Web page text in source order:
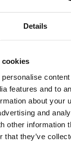
Details
cookies
features and to
about your
and
other information
that they’ve
lähtien
ja kun
kehitys
siihen, ettei
sitä varten
i ja POLAROX-i
jälleen ja
omat
ja
kehitystä